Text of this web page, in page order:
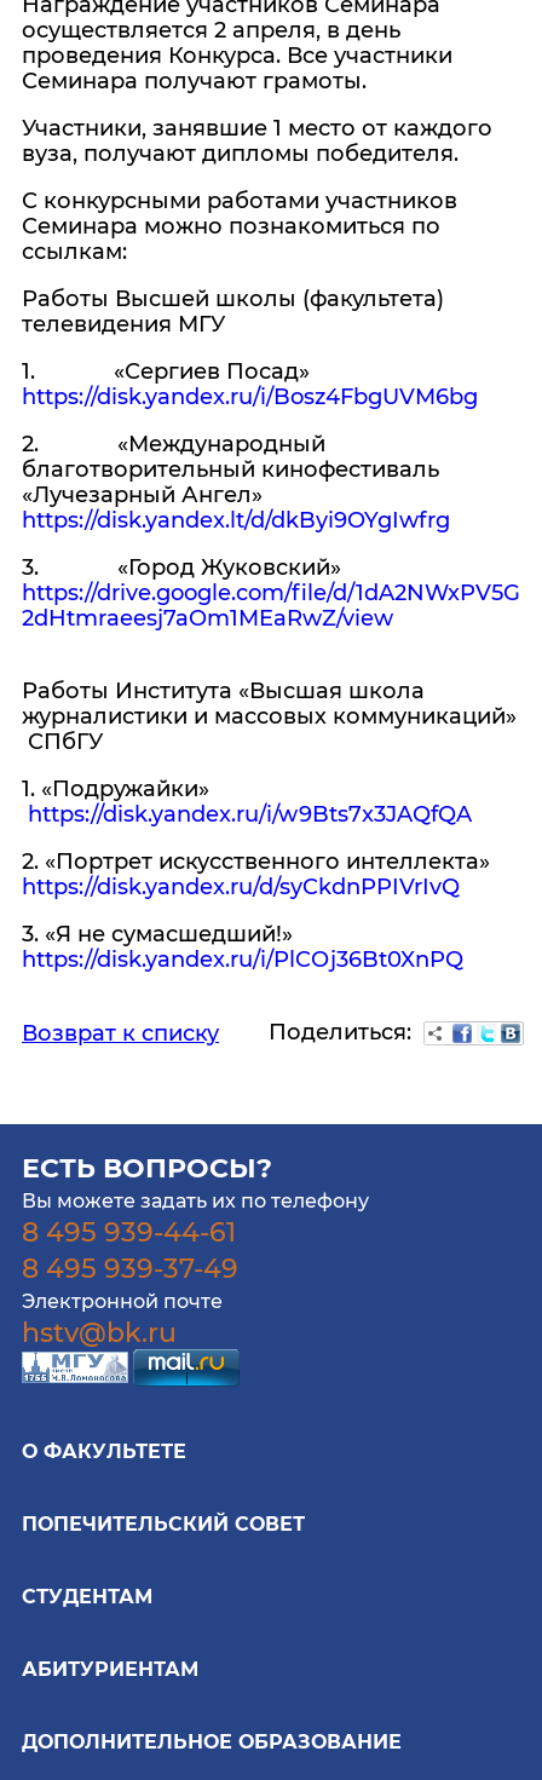
осуществляется 2 апреля, в день
проведения Конкурса. Все участники
Семинара получают грамоты.
Участники, занявшие 1 место от каждого
вуза, получают дипломы победителя.
С конкурсными работами участников
Семинара можно познакомиться по
ссылкам:
Работы Высшей школы (факультета)
телевидения МГУ
1. «Сергиев Посад»
https://disk.yandex.ru/i/Bosz4FbgUVM6bg
2. «Международный
благотворительный кинофестиваль
«Лучезарный Ангел»
https://disk.yandex.lt/d/dkByi9OYgIwfrg
3. «Город Жуковский»
https://drive.google.com/file/d/1dA2NWxPV5G
2dHtmraeesj7aOm1MEaRwZ/view
Работы Института «Высшая школа
журналистики и массовых коммуникаций»
СПбГУ
1. «Подружайки»
https://disk.yandex.ru/i/w9Bts7x3JAQfQA
2. «Портрет искусственного интеллекта»
https://disk.yandex.ru/d/syCkdnPPIVrIvQ
3. «Я не сумасшедший!»
https://disk.yandex.ru/i/PlCOj36Bt0XnPQ
Возврат к списку Поделиться:
ЕСТЬ ВОПРОСЫ?
Вы можете задать их по телефону
8 495 939-44-61
8 495 939-37-49
Электронной почте
hstv@bk.ru
О ФАКУЛЬТЕТЕ
ПОПЕЧИТЕЛЬСКИЙ СОВЕТ
СТУДЕНТАМ
АБИТУРИЕНТАМ
ДОПОЛНИТЕЛЬНОЕ ОБРАЗОВАНИЕ